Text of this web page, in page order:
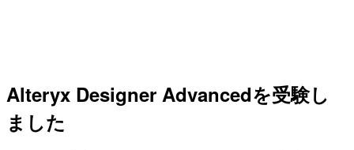
Alteryx Designer Advancedを受験し
ました